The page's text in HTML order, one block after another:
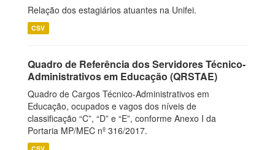
Relação dos estagiários atuantes na Unifei.
CSV
Quadro de Referência dos Servidores Técnico-
Administrativos em Educação (QRSTAE)
Quadro de Cargos Técnico-Administrativos em
Educação, ocupados e vagos dos níveis de
classificação “C”, “D” e “E”, conforme Anexo I da
Portaria MP/MEC nº 316/2017.